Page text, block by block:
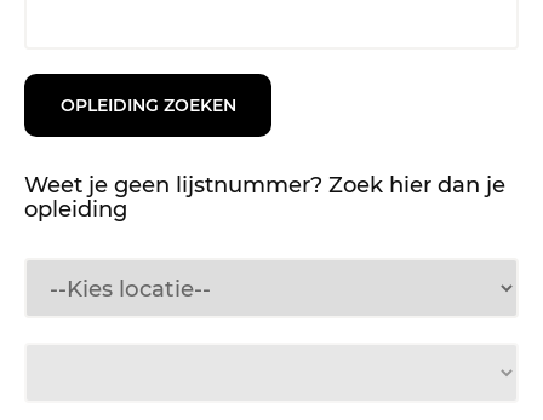
Weet je geen lijstnummer? Zoek hier dan je
opleiding